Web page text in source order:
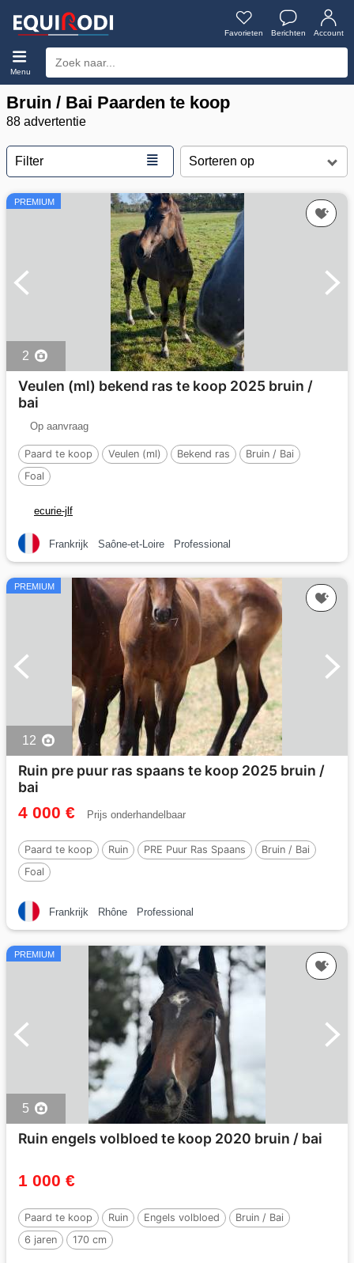
Favorieten Berichten Account
Menu
Bruin / Bai Paarden te koop
88 advertentie
Filter ≣
PREMIUM
2
Veulen (ml) bekend ras te koop 2025 bruin /
bai
Op aanvraag
Paard te koop Veulen (ml) Bekend ras
Bruin / Bai
Foal
ecurie-jlf
Frankrijk Saône-et-Loire Professional
PREMIUM
12
Ruin pre puur ras spaans te koop 2025 bruin /
bai
4 000 € Prijs onderhandelbaar
Paard te koop Ruin PRE Puur Ras Spaans
Bruin / Bai
Foal
Frankrijk Rhône Professional
PREMIUM
5
Ruin engels volbloed te koop 2020 bruin / bai
1 000 €
Paard te koop Ruin Engels volbloed
Bruin / Bai
6 jaren
170 cm